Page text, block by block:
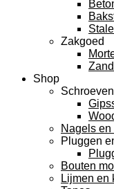
Zakgoed
Shop
Schroeven
Nagels en
Pluggen
Bouten
Lijmen en